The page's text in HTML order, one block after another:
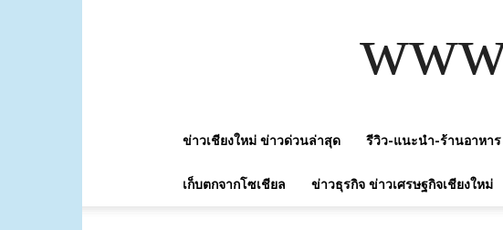
ข่าวเชียงใหม่ ข่าวด่วนล่าสุด รีวิว-แนะนำ-ร้านอาหาร
เก็บตกจากโซเชียล ข่าวธุรกิจ ข่าวเศรษฐกิจเชียงใหม่